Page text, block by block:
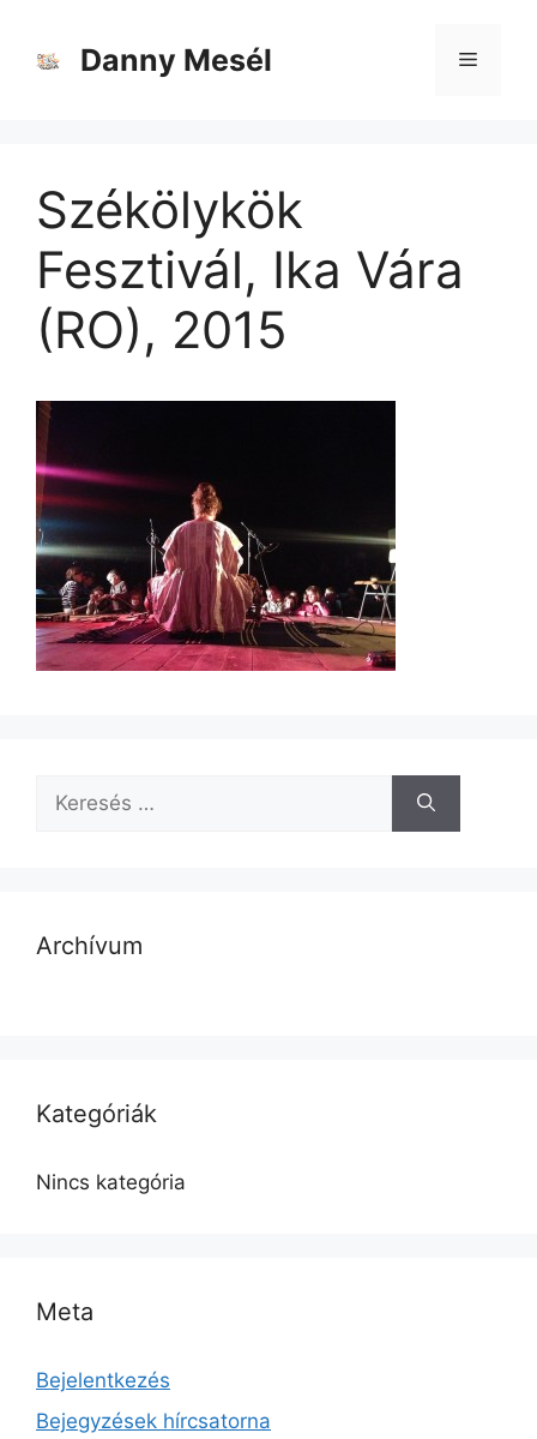
Danny Mesél
Székölykök
Fesztivál, Ika Vára
(RO), 2015
Archívum
Kategóriák
Nincs kategória
Meta
Bejelentkezés
Bejegyzések hírcsatorna